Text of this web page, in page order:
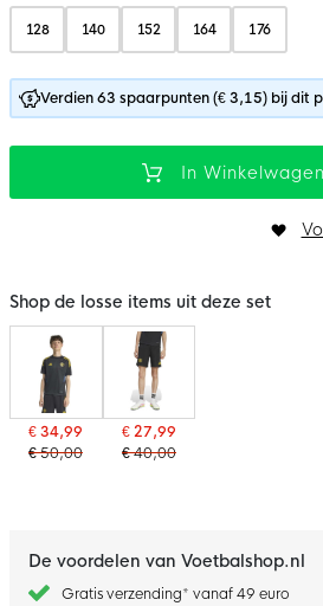
128 140 152 164 176
Verdien 63 spaarpunten (€ 3,15) bij dit
In Winkelwagen
Shop de losse items uit deze set
€ 34,99
€ 50,00
€ 27,99
€ 40,00
De voordelen van Voetbalshop.nl
Gratis verzending* vanaf 49 euro